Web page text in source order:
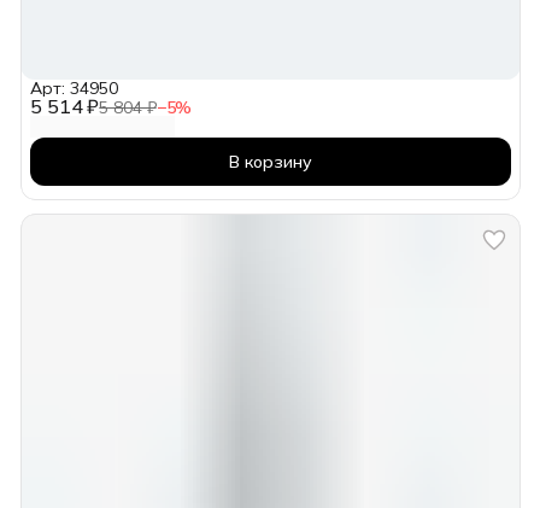
5 514 ₽5 804 ₽−5%
Арт: 34950
В корзину